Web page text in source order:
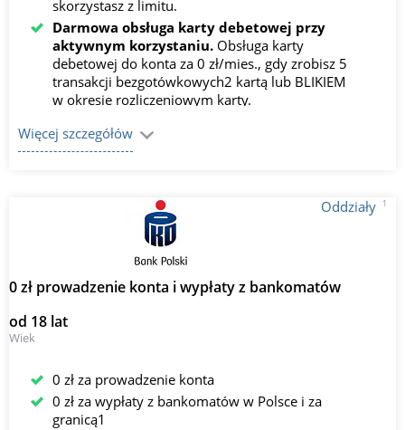
skorzystasz z limitu.
Darmowa obsługa karty debetowej przy
aktywnym korzystaniu. Obsługa karty
debetowej do konta za 0 zł/mies., gdy zrobisz 5
transakcji bezgotówkowych2 kartą lub BLIKIEM
w okresie rozliczeniowym karty.
gotówkę BLIKIEM ze wszystkich bankomatów w
Polsce za 0 zł, a kartą ze wszystkich
Więcej szczegółów
Oddziały 1
0 zł prowadzenie konta i wypłaty z bankomatów
od 18 lat
Wiek
0 zł za prowadzenie konta
0 zł za wypłaty z bankomatów w Polsce i za
granicą1